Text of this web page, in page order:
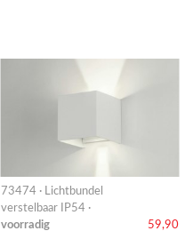
73474 · Lichtbundel
verstelbaar IP54 ·
voorradig
59,90